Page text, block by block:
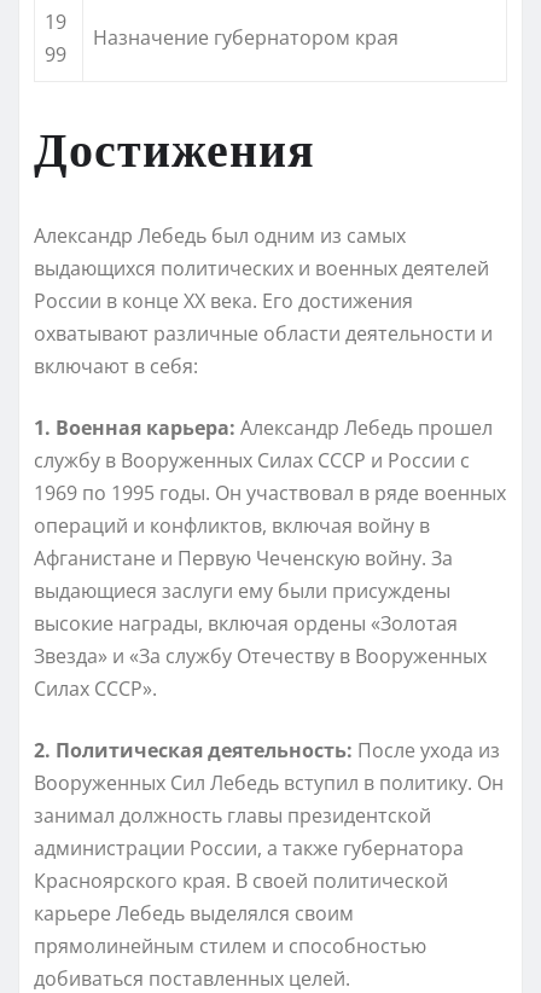
19
99
Назначение губернатором края
Достижения
Александр Лебедь был одним из самых
выдающихся политических и военных деятелей
России в конце XX века. Его достижения
охватывают различные области деятельности и
включают в себя:
1. Военная карьера: Александр Лебедь прошел
службу в Вооруженных Силах СССР и России с
1969 по 1995 годы. Он участвовал в ряде военных
операций и конфликтов, включая войну в
Афганистане и Первую Чеченскую войну. За
выдающиеся заслуги ему были присуждены
высокие награды, включая ордены «Золотая
Звезда» и «За службу Отечеству в Вооруженных
Силах СССР».
2. Политическая деятельность: После ухода из
Вооруженных Сил Лебедь вступил в политику. Он
занимал должность главы президентской
администрации России, а также губернатора
Красноярского края. В своей политической
карьере Лебедь выделялся своим
прямолинейным стилем и способностью
добиваться поставленных целей.